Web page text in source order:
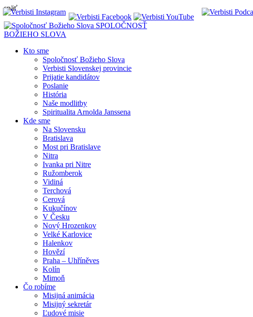
späť
SPOLOČNOSŤ
BOŽIEHO SLOVA
Kto sme
Spoločnosť Božieho Slova
Verbisti Slovenskej provincie
Prijatie kandidátov
Poslanie
História
Naše modlitby
Spiritualita Arnolda Janssena
Kde sme
Na Slovensku
Bratislava
Most pri Bratislave
Nitra
Ivanka pri Nitre
Ružomberok
Vidiná
Terchová
Cerová
Kukučínov
V Česku
Nový Hrozenkov
Velké Karlovice
Halenkov
Hovězí
Praha – Uhříněves
Kolín
Mimoň
Čo robíme
Misijná animácia
Misijný sekretár
Ľudové misie